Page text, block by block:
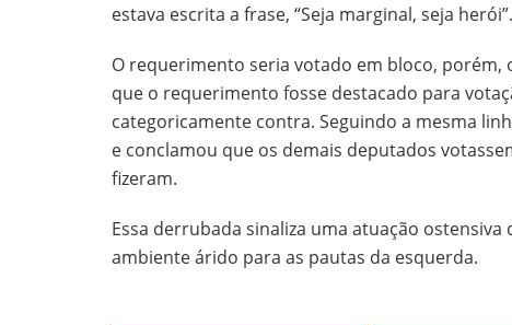
estava escrita a frase, “Seja marginal, seja herói”.
O requerimento seria votado em bloco, porém,
que o requerimento fosse destacado para
categoricamente contra. Seguindo a mesma
e conclamou que os demais deputados
fizeram.
Essa derrubada sinaliza uma atuação
ambiente árido para as pautas da esquerda.